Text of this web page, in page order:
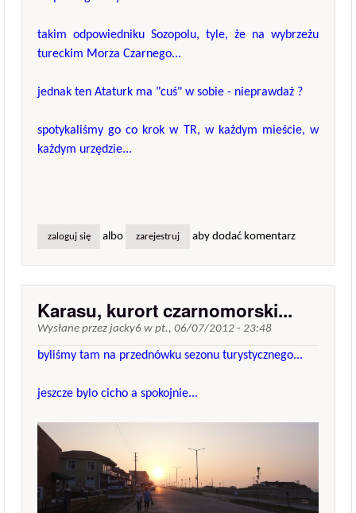
takim odpowiedniku Sozopolu, tyle, że na wybrzeżu
tureckim Morza Czarnego...
jednak ten Ataturk ma "cuś" w sobie - nieprawdaż ?
spotykaliśmy go co krok w TR, w każdym mieście, w
każdym urzędzie...
zaloguj się albo zarejestruj aby dodać komentarz
Karasu, kurort czarnomorski...
Wysłane przez jacky6 w pt., 06/07/2012 - 23:48
byliśmy tam na przednówku sezonu turystycznego...
jeszcze bylo cicho a spokojnie...